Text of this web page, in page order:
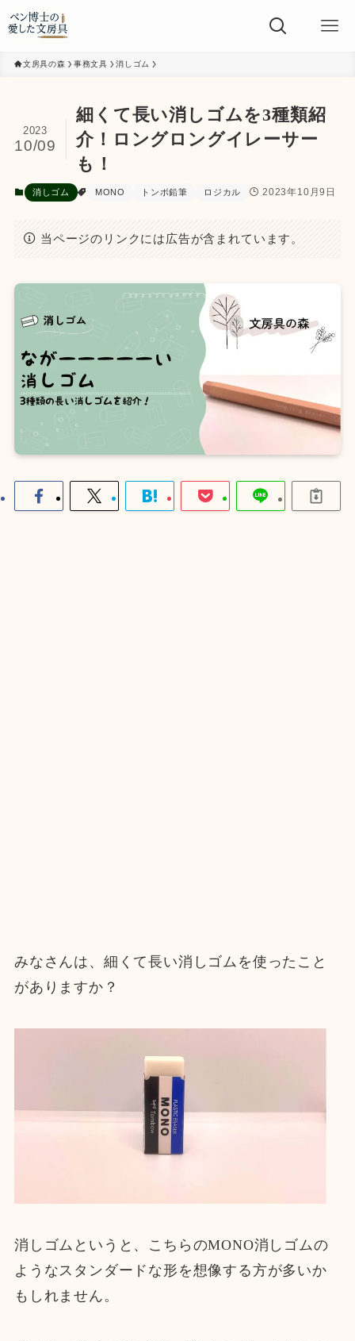
文房具の森 事務文具 消しゴム
細くて長い消しゴムを3種類紹
介！ロングロングイレーサー
も！
2023
10/09
消しゴム MONO トンボ鉛筆 ロジカル 2023年10月9日
当ページのリンクには広告が含まれています。
みなさんは、細くて長い消しゴムを使ったこと
がありますか？
消しゴムというと、こちらのMONO消しゴムの
ようなスタンダードな形を想像する方が多いか
もしれません。